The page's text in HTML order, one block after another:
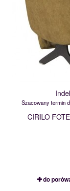
Szacowany termin
CIRILO
do